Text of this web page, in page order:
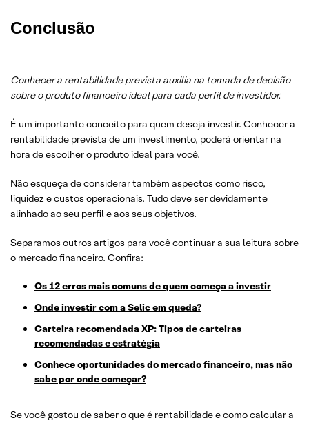
Conclusão
Conhecer a rentabilidade prevista auxilia na tomada de decisão
sobre o produto financeiro ideal para cada perfil de investidor.
É um importante conceito para quem deseja investir. Conhecer a
rentabilidade prevista de um investimento, poderá orientar na
hora de escolher o produto ideal para você.
Não esqueça de considerar também aspectos como risco,
liquidez e custos operacionais. Tudo deve ser devidamente
alinhado ao seu perfil e aos seus objetivos.
Separamos outros artigos para você continuar a sua leitura sobre
o mercado financeiro. Confira:
Os 12 erros mais comuns de quem começa a investir
Onde investir com a Selic em queda?
Carteira recomendada XP: Tipos de carteiras
recomendadas e estratégia
Conhece oportunidades do mercado financeiro, mas não
sabe por onde começar?
Se você gostou de saber o que é rentabilidade e como calcular a